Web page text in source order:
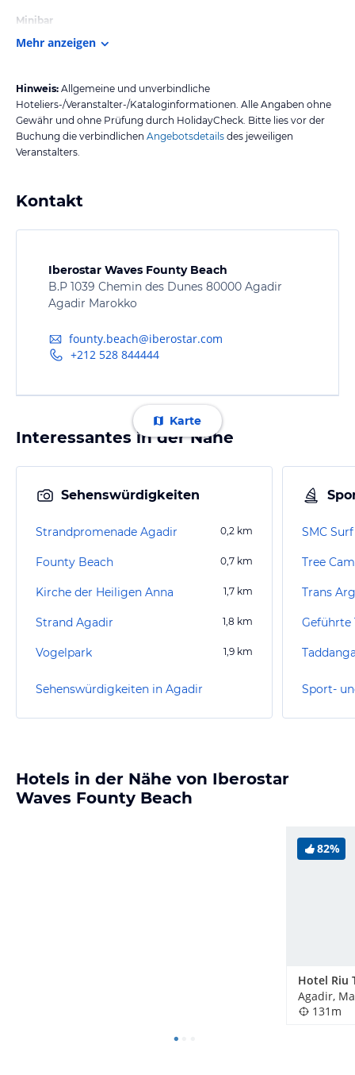
Minibar
Mehr anzeigen
Hinweis: Allgemeine und unverbindliche
Hoteliers-/Veranstalter-/Kataloginformationen. Alle Angaben ohne
Gewähr und ohne Prüfung durch HolidayCheck. Bitte lies vor der
Buchung die verbindlichen Angebotsdetails des jeweiligen
Veranstalters.
Kontakt
Iberostar Waves Founty Beach
B.P 1039 Chemin des Dunes 80000 Agadir
Agadir Marokko
founty.beach@iberostar.com
+212 528 844444
Karte
Interessantes in der Nähe
Sehenswürdigkeiten
Strandpromenade Agadir 0,2 km
Founty Beach 0,7 km
Kirche der Heiligen Anna 1,7 km
Strand Agadir 1,8 km
Vogelpark 1,9 km
Sehenswürdigkeiten in Agadir
SMC Surf
Tree
Trans
Geführte
Sport-
Hotels in der Nähe von Iberostar
Waves Founty Beach
82%
Agadir,
131m